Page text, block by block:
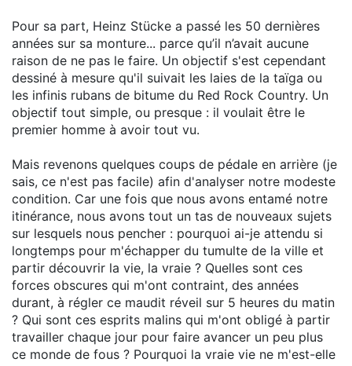
Pour sa part, Heinz Stücke a passé les 50 dernières
années sur sa monture... parce qu’il n’avait aucune
raison de ne pas le faire. Un objectif s'est cependant
dessiné à mesure qu'il suivait les laies de la taïga ou
les infinis rubans de bitume du Red Rock Country. Un
objectif tout simple, ou presque : il voulait être le
premier homme à avoir tout vu.
Mais revenons quelques coups de pédale en arrière (je
sais, ce n'est pas facile) afin d'analyser notre modeste
condition. Car une fois que nous avons entamé notre
itinérance, nous avons tout un tas de nouveaux sujets
sur lesquels nous pencher : pourquoi ai-je attendu si
longtemps pour m'échapper du tumulte de la ville et
partir découvrir la vie, la vraie ? Quelles sont ces
forces obscures qui m'ont contraint, des années
durant, à régler ce maudit réveil sur 5 heures du matin
? Qui sont ces esprits malins qui m'ont obligé à partir
travailler chaque jour pour faire avancer un peu plus
ce monde de fous ? Pourquoi la vraie vie ne m'est-elle